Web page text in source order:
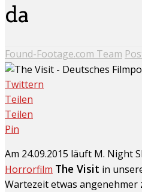
da
Found-Footage.com Team
Twittern
Teilen
Teilen
Pin
Am 24.09.2015 läuft M. Night
Horrorfilm The Visit in
Wartezeit etwas